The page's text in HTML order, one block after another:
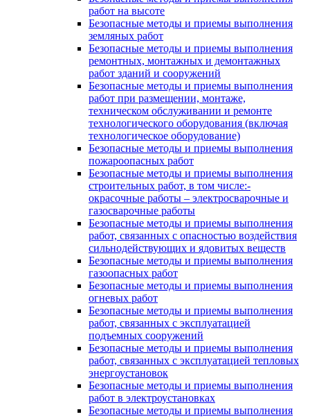
работ на высоте
Безопасные методы и приемы выполнения
земляных работ
Безопасные методы и приемы выполнения
ремонтных, монтажных и демонтажных
работ зданий и сооружений
Безопасные методы и приемы выполнения
работ при размещении, монтаже,
техническом обслуживании и ремонте
технологического оборудования (включая
технологическое оборудование)
Безопасные методы и приемы выполнения
пожароопасных работ
Безопасные методы и приемы выполнения
строительных работ, в том числе:-
окрасочные работы – электросварочные и
газосварочные работы
Безопасные методы и приемы выполнения
работ, связанных с опасностью воздействия
сильнодействующих и ядовитых веществ
Безопасные методы и приемы выполнения
газоопасных работ
Безопасные методы и приемы выполнения
огневых работ
Безопасные методы и приемы выполнения
работ, связанных с эксплуатацией
подъемных сооружений
Безопасные методы и приемы выполнения
работ, связанных с эксплуатацией тепловых
энергоустановок
Безопасные методы и приемы выполнения
работ в электроустановках
Безопасные методы и приемы выполнения